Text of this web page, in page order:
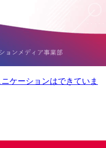
ケーションはできていま